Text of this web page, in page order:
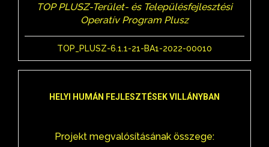
TOP PLUSZ-Terület- és Településfejlesztési
Operatív Program Plusz
TOP_PLUSZ-6.1.1-21-BA1-2022-00010
HELYI HUMÁN FEJLESZTÉSEK VILLÁNYBAN
Projekt megvalósításának összege: